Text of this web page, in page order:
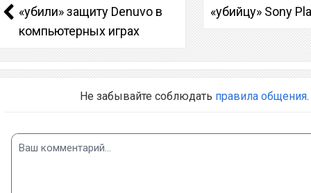
«убили» защиту Denuvo в
компьютерных играх
«убийцу» Sony
Не забывайте соблюдать правила общения.